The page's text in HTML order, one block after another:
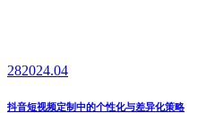
282024.04
抖音短视频定制中的个性化与差异化策略